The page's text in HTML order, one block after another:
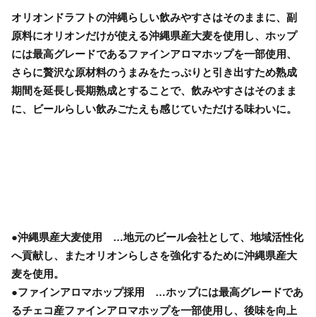
オリオンドラフトの沖縄らしい飲みやすさはそのままに、副
原料にオリオンだけが使える沖縄県産大麦を使用し、ホップ
には最高グレードであるファインアロマホップを一部使用、
さらに贅沢な原材料のうまみをたっぷりと引き出すため熟成
期間を延長し長期熟成とすることで、飲みやすさはそのまま
に、ビールらしい飲みごたえも感じていただける味わいに。
●沖縄県産大麦使用 …地元のビール会社として、地域活性化
へ貢献し、またオリオンらしさを強化するために沖縄県産大
麦を使用。
●ファインアロマホップ採用 …ホップには最高グレードであ
るチェコ産ファインアロマホップを一部使用し、後味を向上